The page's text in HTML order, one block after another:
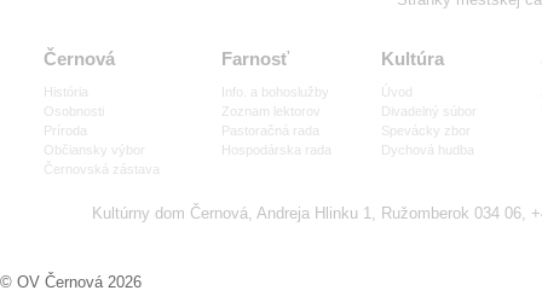
Černová
História
Osobnosti
Príroda
Občiansky výbor
Černovská zástava
Farnosť
Info. a bohoslužby
Zoznam lektorov
Pastoračná rada
Hospodárska rada
Kultúra
Úvod
Divadelný súbor
Spevácky zbor
Dychová hudba
Kultúrny dom Černová, Andreja Hlinku 1, Ružomberok 034 06,
© OV Černová 2026